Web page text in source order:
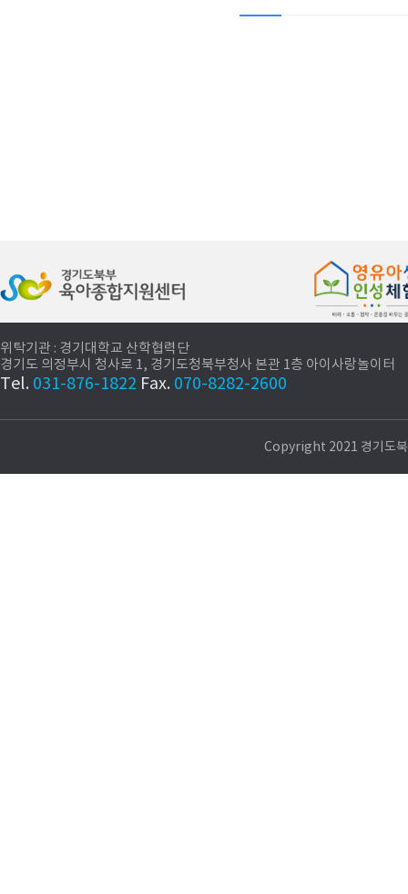
위탁기관 : 경기대학교 산학협력단
경기도 의정부시 청사로 1, 경기도청북부청사 본관 1층 아이사랑놀이터
Tel. 031-876-1822 Fax. 070-8282-2600
Copyright 2021 경기도